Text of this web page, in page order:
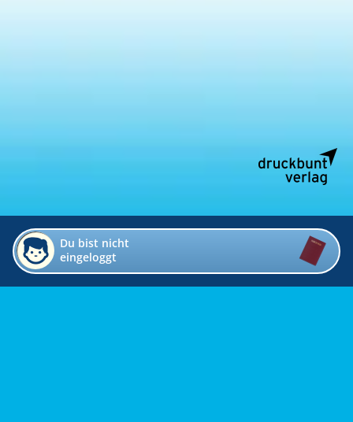
Du bist nicht
eingeloggt